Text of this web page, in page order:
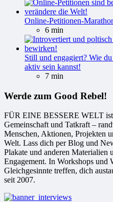
Online-Petitionen-
6 min
Still und engagiert? Wie
aktiv sein kannst!
7 min
Werde zum Good Rebel!
FÜR EINE BESSERE WELT
Gemeinschaft und Tatkraft –
Menschen, Aktionen, Projekten
Welt. Lass dich per Blog und
Plakate und anderen Materialien
Engagement. In Workshops und
Gleichgesinnte treffen, dich
seit 2007.